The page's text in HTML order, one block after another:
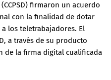
firmaron un acuerdo
con la finalidad de dotar
los teletrabajadores. El
a través de su producto
de la firma digital cualificada